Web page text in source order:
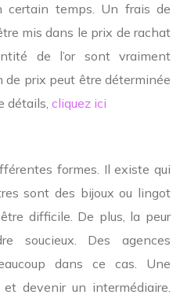
certain temps. Un frais de
mis dans le prix de rachat
de l’or sont vraiment
prix peut être déterminée
détails, cliquez ici
formes. Il existe qui
sont des bijoux ou lingot
difficile. De plus, la peur
soucieux. Des agences
dans ce cas. Une
devenir un intermédiaire.